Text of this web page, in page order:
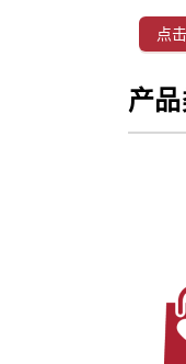
点
产品